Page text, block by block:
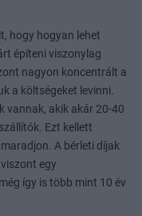
hogy hogyan lehet
építeni viszonylag
nagyon koncentrált a
a költségeket levinni.
vannak, akik akár 20-40
Ezt kellett
A bérleti díjak
egy
így is több mint 10 év